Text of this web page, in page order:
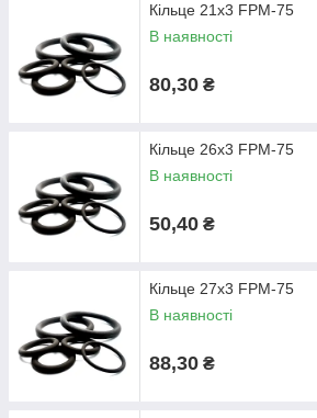
Кільце 21х3 FPM-75
В наявності
80,30 ₴
Кільце 26х3 FPM-75
В наявності
50,40 ₴
Кільце 27х3 FPM-75
В наявності
88,30 ₴